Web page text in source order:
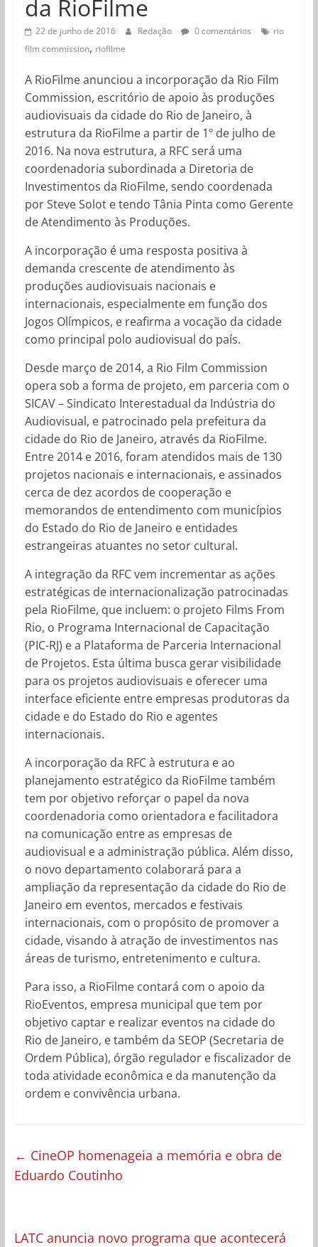
da RioFilme
22 de junho de 2016 Redação 0 comentários
rio
film commission, riofilme
A RioFilme anunciou a incorporação da Rio Film
Commission, escritório de apoio às produções
audiovisuais da cidade do Rio de Janeiro, à
estrutura da RioFilme a partir de 1º de julho de
2016. Na nova estrutura, a RFC será uma
coordenadoria subordinada a Diretoria de
Investimentos da RioFilme, sendo coordenada
por Steve Solot e tendo Tânia Pinta como Gerente
de Atendimento às Produções.
A incorporação é uma resposta positiva à
demanda crescente de atendimento às
produções audiovisuais nacionais e
internacionais, especialmente em função dos
Jogos Olímpicos, e reafirma a vocação da cidade
como principal polo audiovisual do país.
Desde março de 2014, a Rio Film Commission
opera sob a forma de projeto, em parceria com o
SICAV – Sindicato Interestadual da Indústria do
Audiovisual, e patrocinado pela prefeitura da
cidade do Rio de Janeiro, através da RioFilme.
Entre 2014 e 2016, foram atendidos mais de 130
projetos nacionais e internacionais, e assinados
cerca de dez acordos de cooperação e
memorandos de entendimento com municípios
do Estado do Rio de Janeiro e entidades
estrangeiras atuantes no setor cultural.
A integração da RFC vem incrementar as ações
estratégicas de internacionalização patrocinadas
pela RioFilme, que incluem: o projeto Films From
Rio, o Programa Internacional de Capacitação
(PIC-RJ) e a Plataforma de Parceria Internacional
de Projetos. Esta última busca gerar visibilidade
para os projetos audiovisuais e oferecer uma
interface eficiente entre empresas produtoras da
cidade e do Estado do Rio e agentes
internacionais.
A incorporação da RFC à estrutura e ao
planejamento estratégico da RioFilme também
tem por objetivo reforçar o papel da nova
coordenadoria como orientadora e facilitadora
na comunicação entre as empresas de
audiovisual e a administração pública. Além disso,
o novo departamento colaborará para a
ampliação da representação da cidade do Rio de
Janeiro em eventos, mercados e festivais
internacionais, com o propósito de promover a
cidade, visando à atração de investimentos nas
áreas de turismo, entretenimento e cultura.
Para isso, a RioFilme contará com o apoio da
RioEventos, empresa municipal que tem por
objetivo captar e realizar eventos na cidade do
Rio de Janeiro, e também da SEOP (Secretaria de
Ordem Pública), órgão regulador e fiscalizador de
toda atividade econômica e da manutenção da
ordem e convivência urbana.
← CineOP homenageia a memória e obra de
Eduardo Coutinho
LATC anuncia novo programa que acontecerá